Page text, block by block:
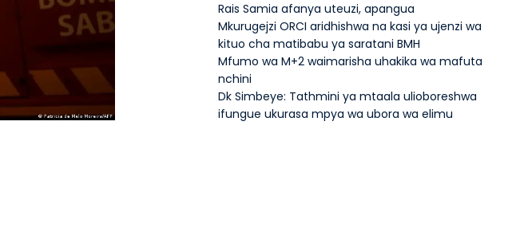
Rais Samia afanya uteuzi, apangua
Mkurugejzi ORCI aridhishwa na kasi ya ujenzi wa
kituo cha matibabu ya saratani BMH
Mfumo wa M+2 waimarisha uhakika wa mafuta
nchini
Dk Simbeye: Tathmini ya mtaala ulioboreshwa
ifungue ukurasa mpya wa ubora wa elimu